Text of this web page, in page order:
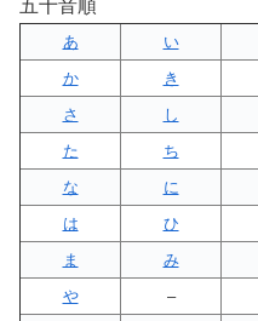
五十音順
あ い
か
き
さ
し
た
ち
な
に
は
ひ
ま
み
や
–